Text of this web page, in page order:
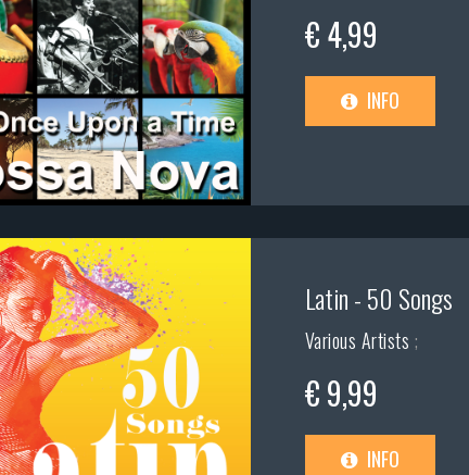
€ 4,99
INFO
Latin - 50 Songs
Various Artists ;
€ 9,99
INFO